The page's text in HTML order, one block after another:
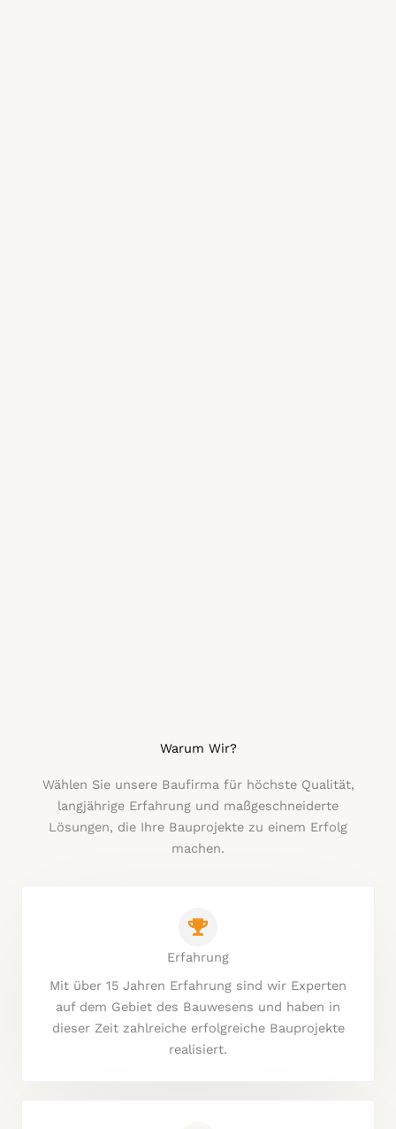
Warum Wir?
Wählen Sie unsere Baufirma für höchste Qualität,
langjährige Erfahrung und maßgeschneiderte
Lösungen, die Ihre Bauprojekte zu einem Erfolg
machen.
Erfahrung
Mit über 15 Jahren Erfahrung sind wir Experten
auf dem Gebiet des Bauwesens und haben in
dieser Zeit zahlreiche erfolgreiche Bauprojekte
realisiert.